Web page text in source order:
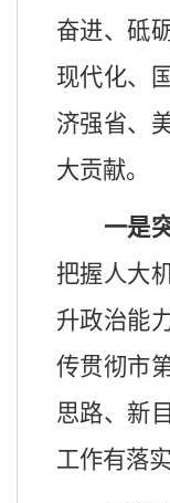
奋进、砥
现代化、
济强省、
大贡献。
一是
把握人大
升政治能力
传贯彻市
思路、新
工作有落实